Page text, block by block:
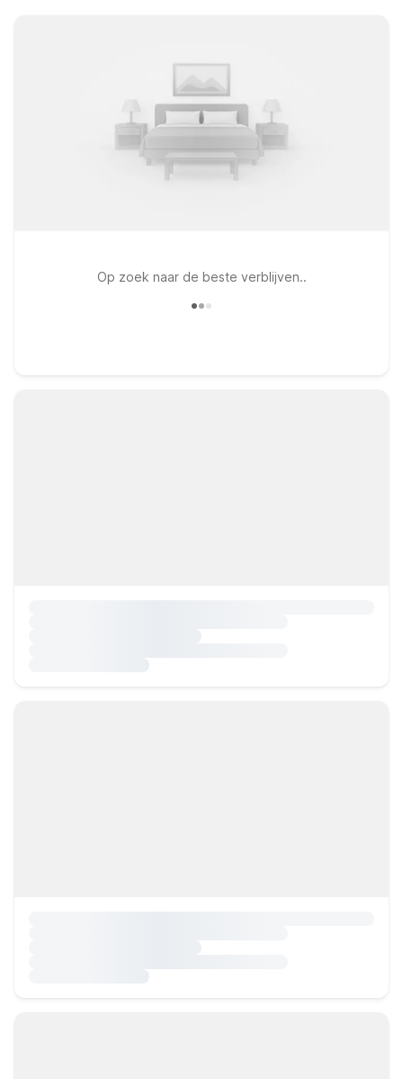
Op zoek naar de beste verblijven..